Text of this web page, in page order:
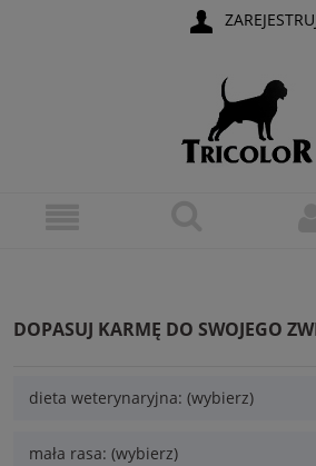
DOPASUJ KARMĘ DO SWOJEGO
dieta weterynaryjna: (wybierz)
mała rasa: (wybierz)